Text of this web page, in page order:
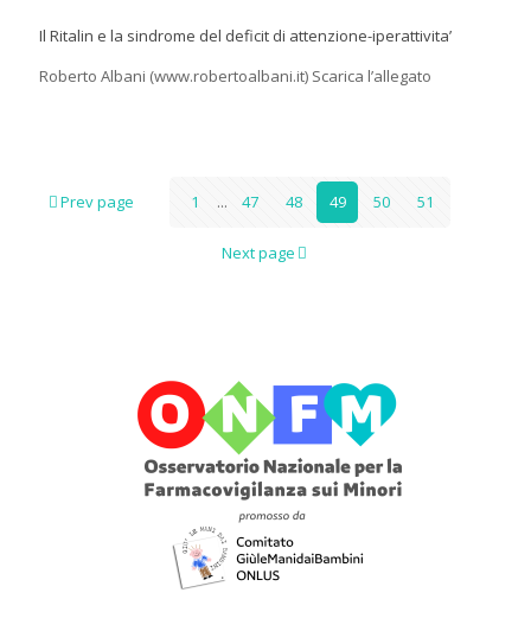
Il Ritalin e la sindrome del deficit di attenzione-iperattivita’
Roberto Albani (www.robertoalbani.it) Scarica l’allegato
Prev page 1 ... 47 48 49 50 51
Next page